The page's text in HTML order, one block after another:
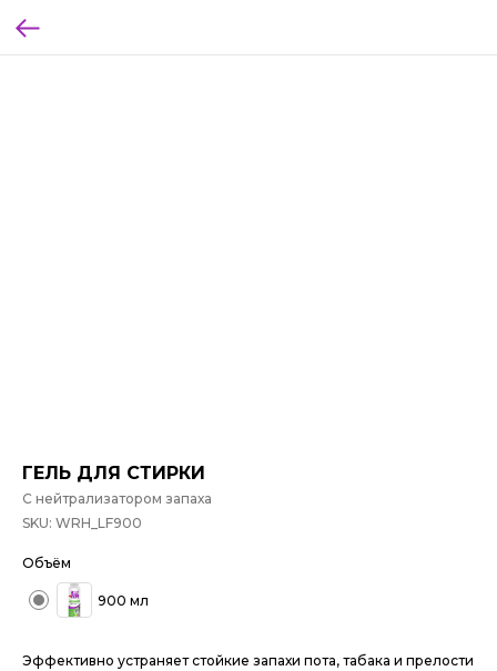
ГЕЛЬ ДЛЯ СТИРКИ
С нейтрализатором запаха
SKU: WRH_LF900
Объём
900 мл
Эффективно устраняет стойкие запахи пота, табака и прелости